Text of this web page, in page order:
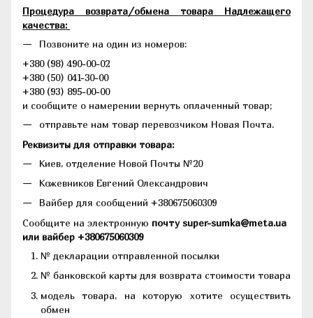
Процедура возврата/обмена товара Надлежащего
качества:
Позвоните на один из номеров:
+380 (98) 490-00-02
+380 (50) 041-30-00
+380 (93) 895-00-00
и сообщите о намерении вернуть оплаченный товар;
отправьте нам товар перевозчиком Новая Почта.
Реквизиты для отправки товара:
Киев, отделение Новой Почты №20
Кожевников Евгений Олександрович
Вайбер для сообщений +380675060309
Сообщите на электронную почту super-sumka@meta.ua
или вайбер +380675060309
№ декларации отправленной посылки
№ банковской карты для возврата стоимости товара
модель товара, на которую хотите осуществить
обмен